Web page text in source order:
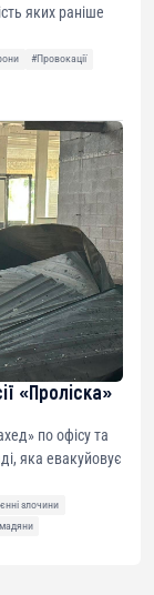
яких раніше
#Провокації
«Проліска»
по офісу та
яка евакуйовує
злочини